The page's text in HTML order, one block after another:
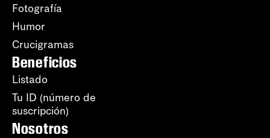
Fotografía
Humor
Crucigramas
Beneficios
Listado
Tu ID (número de
suscripción)
Nosotros